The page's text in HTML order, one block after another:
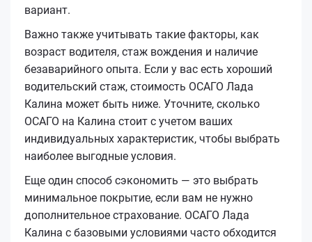
вариант.
Важно также учитывать такие факторы, как
возраст водителя, стаж вождения и наличие
безаварийного опыта. Если у вас есть хороший
водительский стаж, стоимость ОСАГО Лада
Калина может быть ниже. Уточните, сколько
ОСАГО на Калина стоит с учетом ваших
индивидуальных характеристик, чтобы выбрать
наиболее выгодные условия.
Еще один способ сэкономить — это выбрать
минимальное покрытие, если вам не нужно
дополнительное страхование. ОСАГО Лада
Калина с базовыми условиями часто обходится